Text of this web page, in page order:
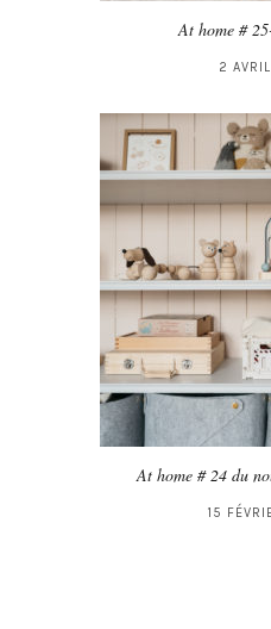
At home #
2
At home # 24 du
15